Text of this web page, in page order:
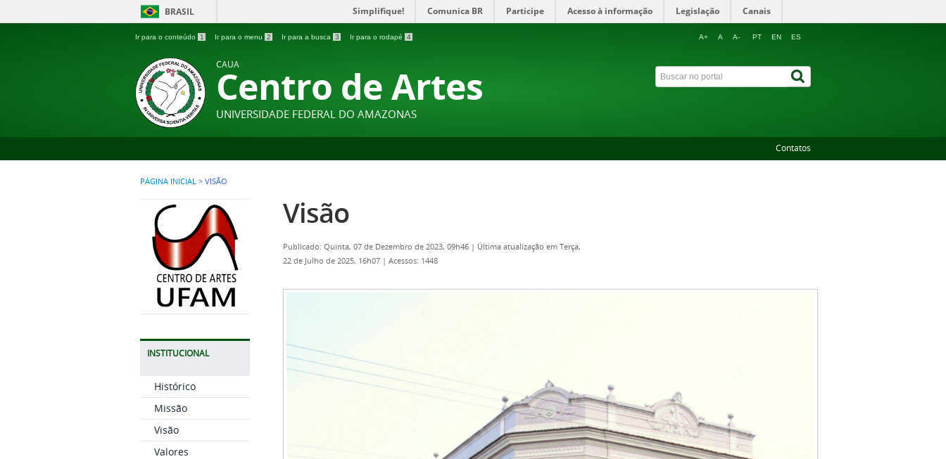
BRASIL Simplifique! Comunica BR Participe Acesso à informação Legislação Canais
Ir para o conteúdo 1 Ir para o menu 2 Ir para a busca 3 Ir para o rodapé 4 A+ A A- PT EN ES
CAUA
Centro de Artes
UNIVERSIDADE FEDERAL DO AMAZONAS
Contatos
PÁGINA INICIAL > VISÃO
INSTITUCIONAL
Histórico
Missão
Visão
Valores
Visão
Publicado: Quinta, 07 de Dezembro de 2023, 09h46 | Última atualização em Terça,
22 de Julho de 2025, 16h07 | Acessos: 1448